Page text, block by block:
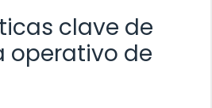
clave de
operativo de